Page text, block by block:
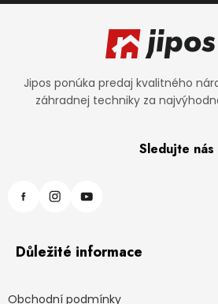
Jipos ponúka predaj kvalitného
záhradnej techniky za
Sledujte nás
Důležité informace
Obchodní podmínky